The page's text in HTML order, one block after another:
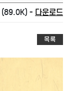
(89.0K) - 다운로드
목록